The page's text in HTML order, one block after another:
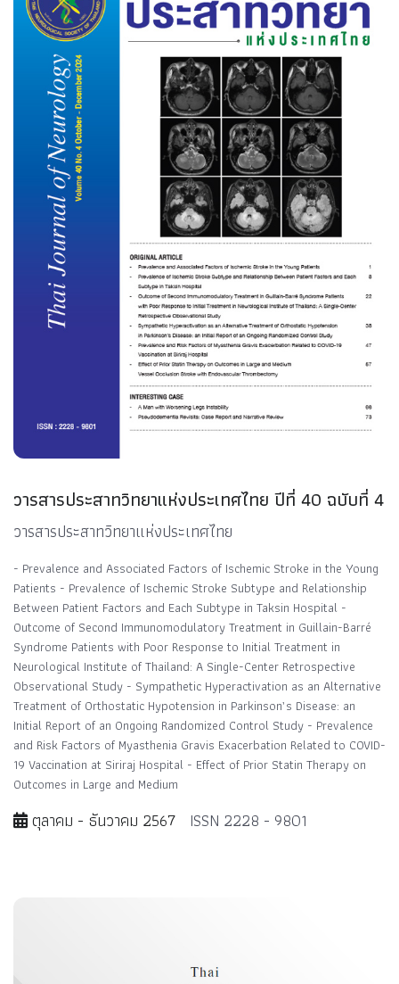
วารสารประสาทวิทยาแห่งประเทศไทย ปีที่ 40 ฉบับที่ 4
วารสารประสาทวิทยาแห่งประเทศไทย
- Prevalence and Associated Factors of Ischemic Stroke in the Young
Patients - Prevalence of Ischemic Stroke Subtype and Relationship
Between Patient Factors and Each Subtype in Taksin Hospital -
Outcome of Second Immunomodulatory Treatment in Guillain-Barré
Syndrome Patients with Poor Response to Initial Treatment in
Neurological Institute of Thailand: A Single-Center Retrospective
Observational Study - Sympathetic Hyperactivation as an Alternative
Treatment of Orthostatic Hypotension in Parkinson’s Disease: an
Initial Report of an Ongoing Randomized Control Study - Prevalence
and Risk Factors of Myasthenia Gravis Exacerbation Related to COVID-
19 Vaccination at Siriraj Hospital - Effect of Prior Statin Therapy on
Outcomes in Large and Medium
ตุลาคม - ธันวาคม 2567 ISSN 2228 - 9801